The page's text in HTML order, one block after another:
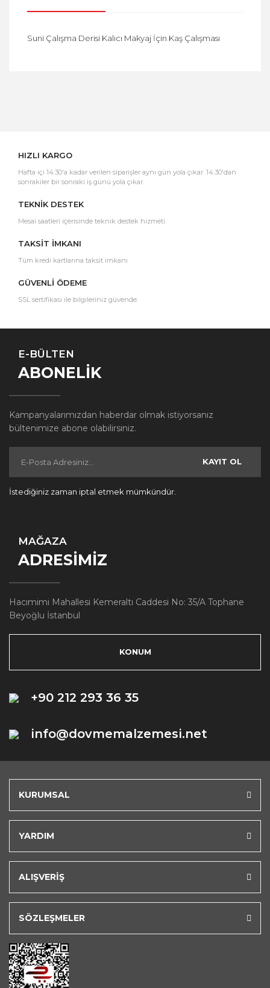
Suni Çalışma Derisi Kalıcı Makyaj İçin Kaş Çalışması
HIZLI KARGO
Hafta içi 14:30'a kadar verilen siparişler aynı gün yola çıkar. 14:30'dan
sonrakiler bir sonraki iş günü yola çıkar.
TEKNİK DESTEK
Mesai saatleri içerisinde teknik destek hizmeti
TAKSİT İMKANI
Tüm kredi kartlarına taksit imkanı
GÜVENLİ ÖDEME
SSL sertifikası ile bilgileriniz güvende.
E-BÜLTEN
ABONELİK
Kampanyalarımızdan haberdar olmak istiyorsanız
bültenimize abone olabilirsiniz.
KAYIT OL
İstediğiniz zaman iptal etmek mümkündür.
MAĞAZA
ADRESİMİZ
Hacımimi Mahallesi Kemeraltı Caddesi No: 35/A Tophane
Beyoğlu İstanbul
KONUM
+90 212 293 36 35
info@dovmemalzemesi.net
KURUMSAL
YARDIM
ALIŞVERİŞ
SÖZLEŞMELER